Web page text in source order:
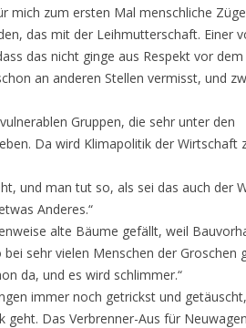
zum ersten Mal menschliche
das mit der Leihmutterschaft. Einer
das nicht ginge aus Respekt vor dem
an anderen Stellen vermisst, und
Gruppen, die sehr unter den
Da wird Klimapolitik der Wirtschaft
und man tut so, als sei das auch der
Anderes.“
alte Bäume gefällt, weil
sehr vielen Menschen der Groschen
da, und es wird schlimmer.“
immer noch getrickst und
Das Verbrenner-Aus für